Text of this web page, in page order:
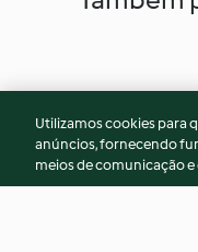
Utilizamos cookies para
anúncios, fornecendo
meios de comunicação